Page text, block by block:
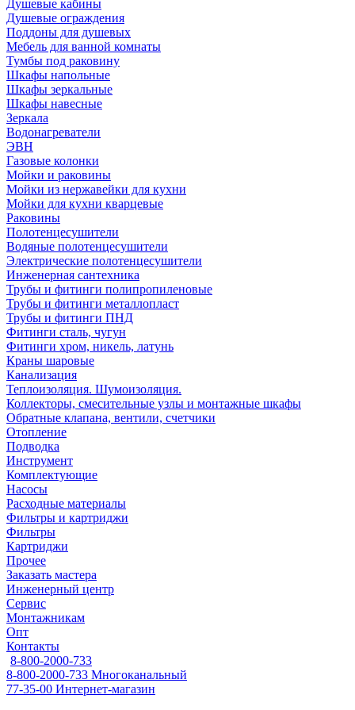
Душевые кабины
Душевые ограждения
Поддоны для душевых
Мебель для ванной комнаты
Тумбы под раковину
Шкафы напольные
Шкафы зеркальные
Шкафы навесные
Зеркала
Водонагреватели
ЭВН
Газовые колонки
Мойки и раковины
Мойки из нержавейки для кухни
Мойки для кухни кварцевые
Раковины
Полотенцесушители
Водяные полотенцесушители
Электрические полотенцесушители
Инженерная сантехника
Трубы и фитинги полипропиленовые
Трубы и фитинги металлопласт
Трубы и фитинги ПНД
Фитинги сталь, чугун
Фитинги хром, никель, латунь
Краны шаровые
Канализация
Теплоизоляция. Шумоизоляция.
Коллекторы, смесительные узлы и монтажные шкафы
Обратные клапана, вентили, счетчики
Отопление
Подводка
Инструмент
Комплектующие
Насосы
Расходные материалы
Фильтры и картриджи
Фильтры
Картриджи
Прочее
Заказать мастера
Инженерный центр
Сервис
Монтажникам
Опт
Контакты
8-800-2000-733
8-800-2000-733 Многоканальный
77-35-00 Интернет-магазин